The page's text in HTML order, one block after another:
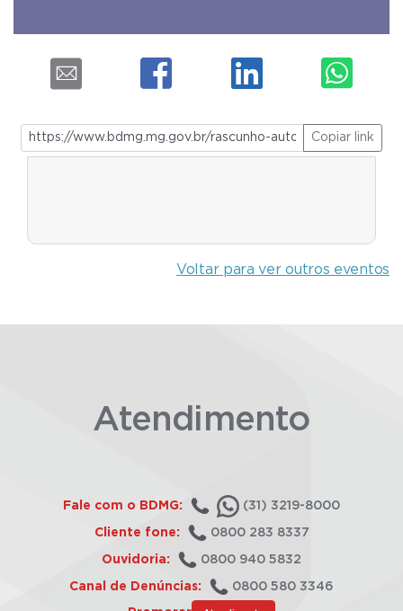
Copiar link
Voltar para ver outros eventos
Atendimento
Fale com o BDMG: (31) 3219-8000
Cliente fone: 0800 283 8337
Ouvidoria: 0800 940 5832
Canal de Denúncias: 0800 580 3346